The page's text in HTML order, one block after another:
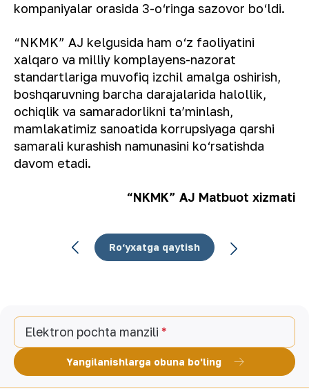
kompaniyalar orasida 3-o‘ringa sazovor bo‘ldi.
“NKMK” AJ kelgusida ham o‘z faoliyatini
xalqaro va milliy komplayens-nazorat
standartlariga muvofiq izchil amalga oshirish,
boshqaruvning barcha darajalarida halollik,
ochiqlik va samaradorlikni taʼminlash,
mamlakatimiz sanoatida korrupsiyaga qarshi
samarali kurashish namunasini ko‘rsatishda
davom etadi.
“NKMK” AJ Matbuot xizmati
Ro‘yxatga qaytish
Elektron pochta manzili
Yangilanishlarga obuna bo'ling